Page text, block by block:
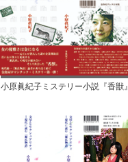
小原眞紀子ミステリー小説『香獣』